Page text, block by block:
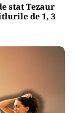
stat Tezaur
de 1, 3